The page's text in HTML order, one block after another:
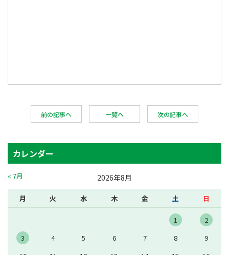
前の記事へ 一覧へ 次の記事へ
カレンダー
2026年8月
月 火 水 木 金 土 日
1
2
3
4 5 6 7 8
9
« 7月